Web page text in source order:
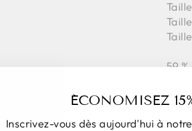
ÉCONOMISEZ
Inscrivez-vous dès aujourd'hui à
59 %